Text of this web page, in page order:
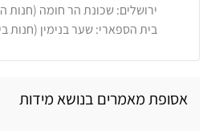
ירושלים: שכונת הר חומה (חנות
בית הספארי: שער בנימין
אסופת מאמרים בנושא מידות